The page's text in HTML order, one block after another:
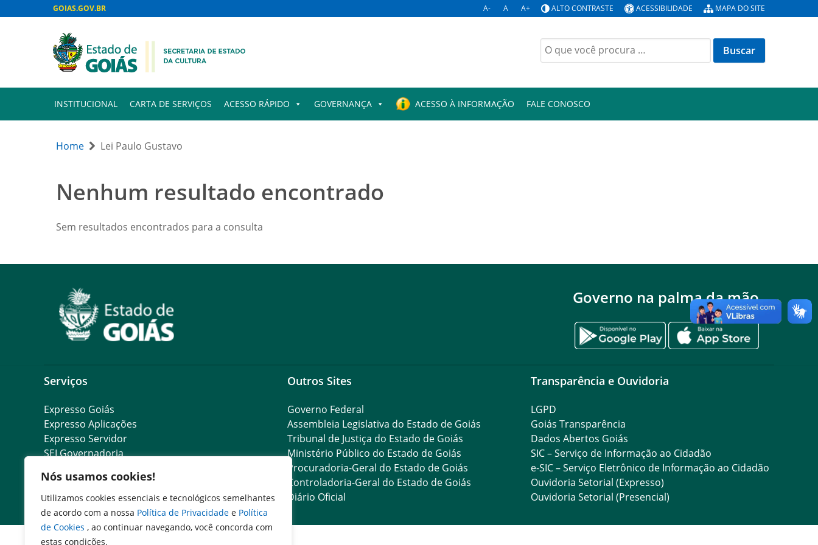
Nós usamos cookies!
Utilizamos cookies essenciais e tecnológicos semelhantes
de acordo com a nossa Política de Privacidade e Política
de Cookies , ao continuar navegando, você concorda com
estas condições.
GOIAS.GOV.BR A- A A+ ALTO CONTRASTE ACESSIBILIDADE MAPA DO SITE
Buscar
por:
INSTITUCIONAL CARTA DE SERVIÇOS ACESSO RÁPIDO GOVERNANÇA ACESSO À INFORMAÇÃO FALE CONOSCO
Home Lei Paulo Gustavo
Nenhum resultado encontrado
Sem resultados encontrados para a consulta
Governo na palma da mão
Serviços
Expresso Goiás
Expresso Aplicações
Expresso Servidor
SEI Governadoria
Escola de Governo
Agenda de Autoridades
Outros Sites
Governo Federal
Assembleia Legislativa do Estado de Goiás
Tribunal de Justiça do Estado de Goiás
Ministério Público do Estado de Goiás
Procuradoria-Geral do Estado de Goiás
Controladoria-Geral do Estado de Goiás
Diário Oficial
Transparência e Ouvidoria
LGPD
Goiás Transparência
Dados Abertos Goiás
SIC – Serviço de Informação ao Cidadão
e-SIC – Serviço Eletrônico de Informação ao Cidadão
Ouvidoria Setorial (Expresso)
Ouvidoria Setorial (Presencial)